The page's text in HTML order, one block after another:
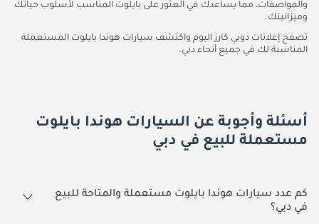
والمواصفات، مما يساعدك في العثور على بايلوت المناسب لأسلوب حياتك
وميزانيتك.
تصفح إعلانات دوبي كارز اليوم واكتشف سيارات هوندا بايلوت المستعملة
المناسبة لك في جميع أنحاء دبي.
أسئلة وأجوبة عن السيارات هوندا بايلوت
مستعملة للبيع في دبي
كم عدد سيارات هوندا بايلوت مستعملة والمتاحة للبيع
في دبي؟